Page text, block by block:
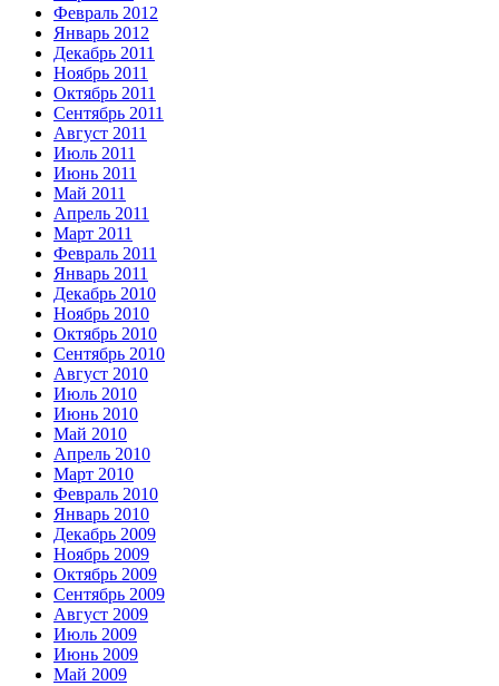
Февраль 2012
Январь 2012
Декабрь 2011
Ноябрь 2011
Октябрь 2011
Сентябрь 2011
Август 2011
Июль 2011
Июнь 2011
Май 2011
Апрель 2011
Март 2011
Февраль 2011
Январь 2011
Декабрь 2010
Ноябрь 2010
Октябрь 2010
Сентябрь 2010
Август 2010
Июль 2010
Июнь 2010
Май 2010
Апрель 2010
Март 2010
Февраль 2010
Январь 2010
Декабрь 2009
Ноябрь 2009
Октябрь 2009
Сентябрь 2009
Август 2009
Июль 2009
Июнь 2009
Май 2009